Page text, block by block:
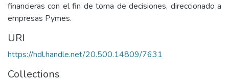
financieras con el fin de toma de decisiones, direccionado a
empresas Pymes.
URI
https://hdl.handle.net/20.500.14809/7631
Collections